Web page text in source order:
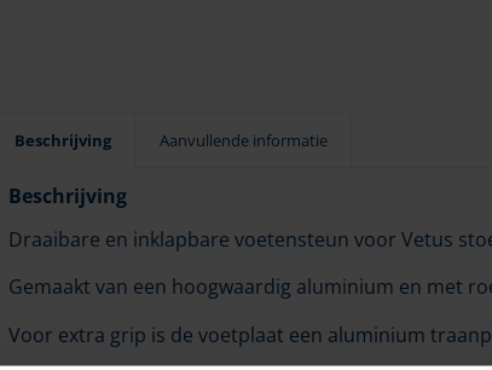
Beschrijving Aanvullende informatie
Beschrijving
Draaibare en inklapbare voetensteun voor Vetus
Gemaakt van een hoogwaardig aluminium en met
Voor extra grip is de voetplaat een aluminium